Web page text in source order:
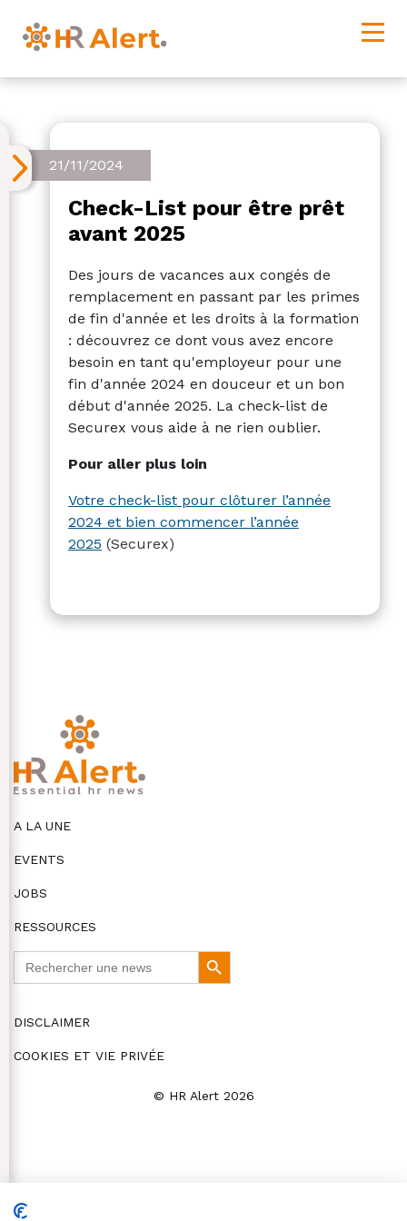
21/11/2024
Check-List pour être prêt
avant 2025
Des jours de vacances aux congés de
remplacement en passant par les primes
de fin d'année et les droits à la formation
: découvrez ce dont vous avez encore
besoin en tant qu'employeur pour une
fin d'année 2024 en douceur et un bon
début d'année 2025. La check-list de
Securex vous aide à ne rien oublier.
Pour aller plus loin
Votre check-list pour clôturer l’année
2024 et bien commencer l’année
2025 (Securex)
A LA UNE
EVENTS
JOBS
RESSOURCES
Search
Button
DISCLAIMER
COOKIES ET VIE PRIVÉE
© HR Alert 2026